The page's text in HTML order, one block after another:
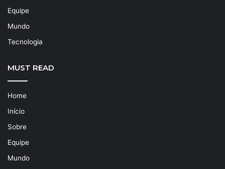
Equipe
Mundo
Tecnologia
MUST READ
Home
Início
Sobre
Equipe
Mundo